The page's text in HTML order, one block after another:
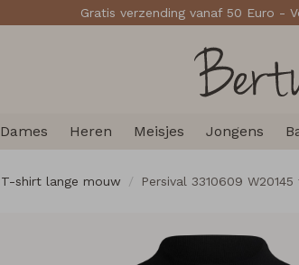
Gratis verzending vanaf 50 Euro -
Dames Heren Meisjes Jongens
T-shirt lange mouw Persival 3310609